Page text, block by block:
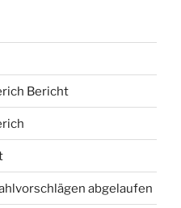
Bericht
abgelaufen